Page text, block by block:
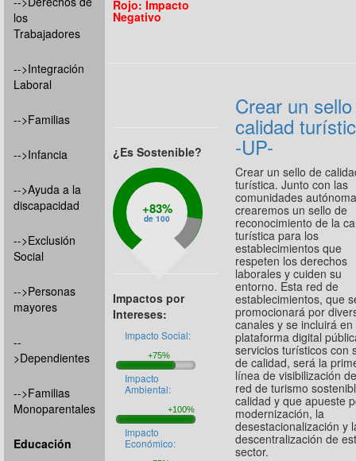
los
Trabajadores
-->Integración
Laboral
-->Familias
-->Infancia
-->Ayuda a la
discapacidad
-->Exclusión
Social
-->Personas
mayores
--
>Dependientes
-->Familias
Monoparentales
Educación
Rojo: Impacto
Negativo
¿Es Sostenible?
83%
de 100
Impactos por
Intereses:
Impacto Social:
Impacto
Ambiental:
Impacto
Económico:
Crear un
calidad
-UP-
Crear un sello de
turística. Junto con las
comunidades
crearemos un sello de
reconocimiento de la
turística para los
establecimientos que
respeten los derechos
laborales y cuiden su
entorno. Esta red de
establecimientos, que
promocionará por
canales y se incluirá en
plataforma digital
servicios turísticos con
de calidad, será la
línea de visibilización
red de turismo
calidad y que apueste
modernización, la
desestacionalización y
descentralización de
sector.